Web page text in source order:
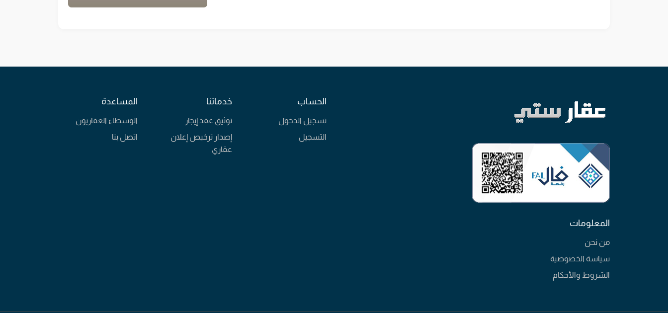
الحساب
تسجيل الدخول
التسجيل
خدماتنا
توثيق عقد إيجار
إصدار ترخيص إعلان
عقاري
المساعدة
الوسطاء العقاريون
اتصل بنا
المعلومات
من نحن
سياسة الخصوصية
الشروط والأحكام